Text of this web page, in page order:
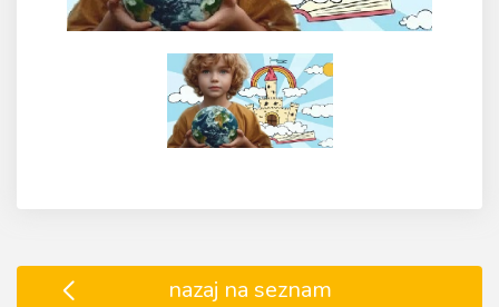
nazaj na seznam